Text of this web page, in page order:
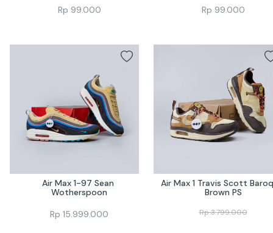
Rp 99.000
Rp 99.000
Air Max 1-97 Sean
Wotherspoon
Rp 15.999.000
Air Max 1 Travis Scott
Brown PS
Rp3.799.000